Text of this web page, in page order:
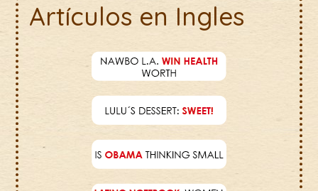
Artículos en Ingles